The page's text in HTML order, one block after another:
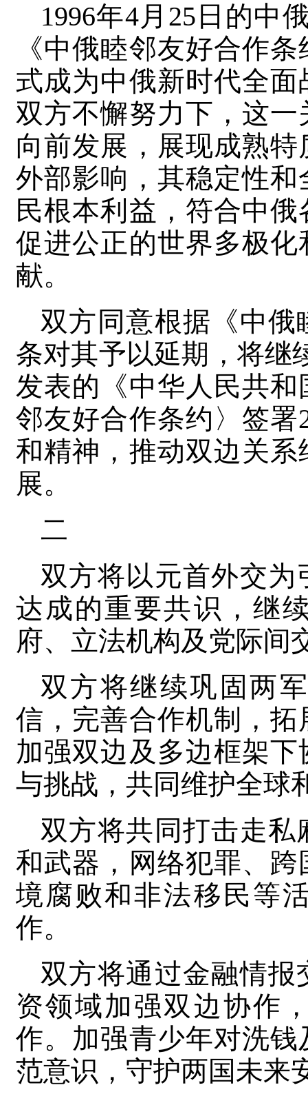
1996年4月25日的中
《中俄睦邻友好合作
式成为中俄新时代全
双方不懈努力下，这
向前发展，展现成熟
外部影响，其稳定性
民根本利益，符合中
促进公正的世界多极
献。
双方同意根据《中
条对其予以延期，将继
发表的《中华人民共
邻友好合作条约〉签
和精神，推动双边关
展。
二
双方将以元首外交
达成的重要共识，继
府、立法机构及党际间
双方将继续巩固两
信，完善合作机制，
加强双边及多边框架
与挑战，共同维护全球
双方将共同打击走
和武器，网络犯罪、
境腐败和非法移民等
作。
双方将通过金融情
资领域加强双边协作
作。加强青少年对洗
范意识，守护两国未来